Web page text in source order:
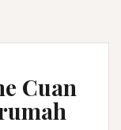
Cuan